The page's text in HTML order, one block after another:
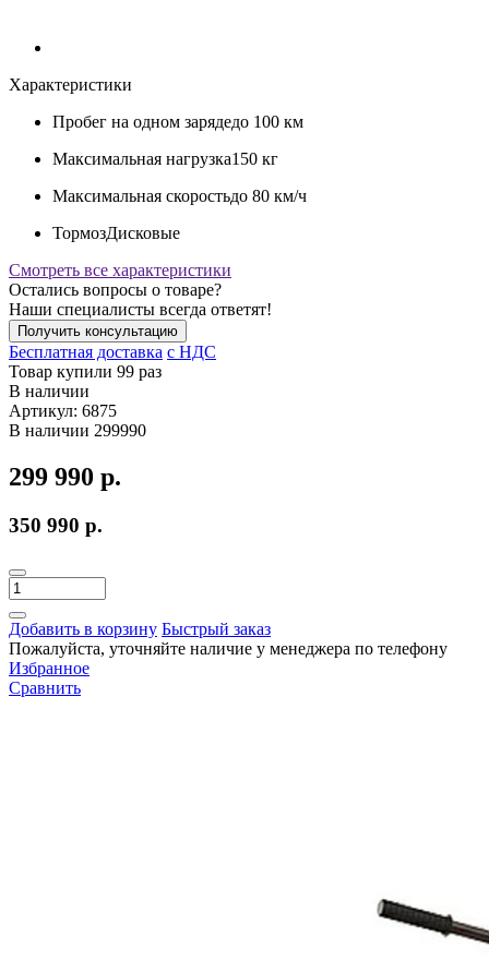
Характеристики
Пробег на одном зарядедо 100 км
Максимальная нагрузка150 кг
Максимальная скоростьдо 80 км/ч
ТормозДисковые
Смотреть все характеристики
Остались вопросы о товаре?
Наши специалисты всегда ответят!
Получить консультацию
Бесплатная доставка c НДС
Товар купили 99 раз
В наличии
Артикул: 6875
В наличии 299990
299 990 р.
350 990 р.
Добавить в корзину Быстрый заказ
Пожалуйста, уточняйте наличие у менеджера по телефону
Избранное
Сравнить